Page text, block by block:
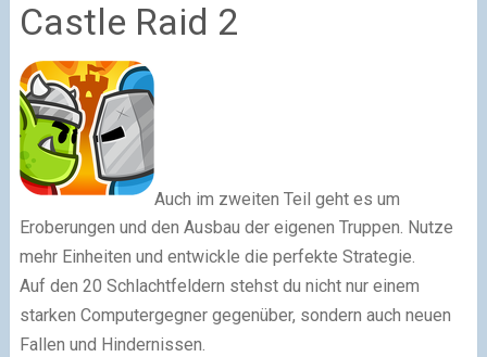
Castle Raid 2
Auch im zweiten Teil geht es um
Eroberungen und den Ausbau der eigenen Truppen. Nutze
mehr Einheiten und entwickle die perfekte Strategie.
Auf den 20 Schlachtfeldern stehst du nicht nur einem
starken Computergegner gegenüber, sondern auch neuen
Fallen und Hindernissen.